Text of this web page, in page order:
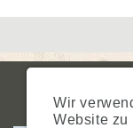
Wir
Website zu